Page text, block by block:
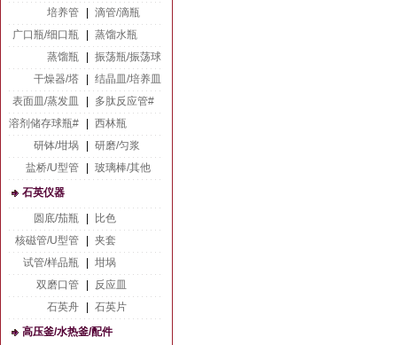
培养管
滴管/滴瓶
广口瓶/细口瓶
蒸馏水瓶
蒸馏瓶
振荡瓶/振荡球
干燥器/塔
结晶皿/培养皿
表面皿/蒸发皿
多肽反应管#
溶剂储存球瓶#
西林瓶
研钵/坩埚
研磨/匀浆
盐桥/U型管
玻璃棒/其他
石英仪器
圆底/茄瓶
比色
核磁管/U型管
夹套
试管/样品瓶
坩埚
双磨口管
反应皿
石英舟
石英片
高压釜/水热釜/配件